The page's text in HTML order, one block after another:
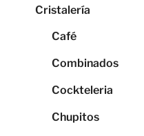
Cristalería
Café
Combinados
Cockteleria
Chupitos